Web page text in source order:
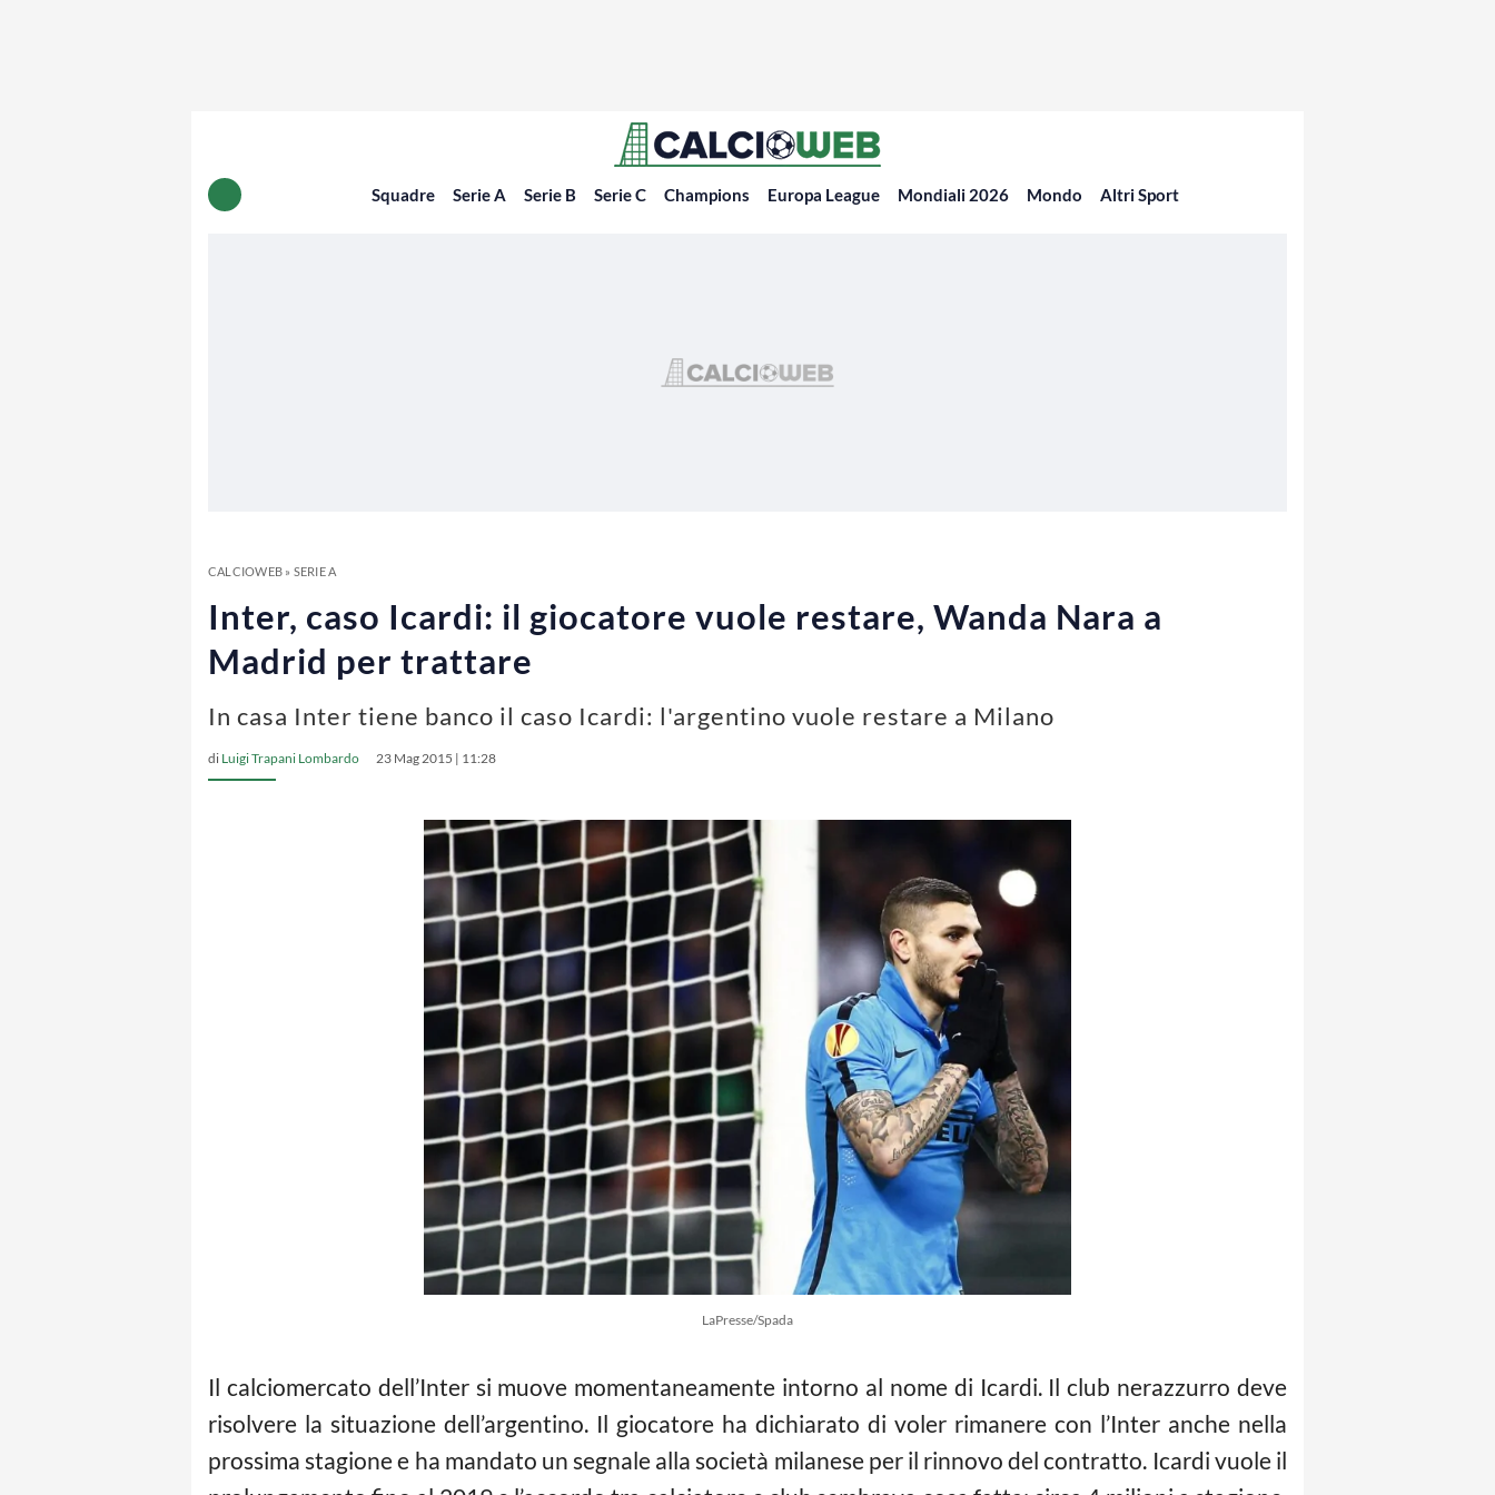
Squadre Serie A Serie B Serie C Champions Europa League Mondiali 2026 Mondo Altri Sport
CALCIOWEB» SERIE A
Inter, caso Icardi: il giocatore vuole restare, Wanda Nara a
Madrid per trattare
In casa Inter tiene banco il caso Icardi: l'argentino vuole restare a Milano
di Luigi Trapani Lombardo 23 Mag 2015 | 11:28
LaPresse/Spada
Il calciomercato dell’Inter si muove momentaneamente intorno al nome di Icardi. Il club nerazzurro deve
risolvere la situazione dell’argentino. Il giocatore ha dichiarato di voler rimanere con l’Inter anche nella
prossima stagione e ha mandato un segnale alla società milanese per il rinnovo del contratto. Icardi vuole il